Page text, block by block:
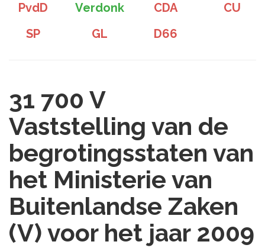
PvdD
Verdonk CDA
CU
SP
GL D66
31 700 V
Vaststelling van de
begrotingsstaten van
het Ministerie van
Buitenlandse Zaken
(V) voor het jaar 2009